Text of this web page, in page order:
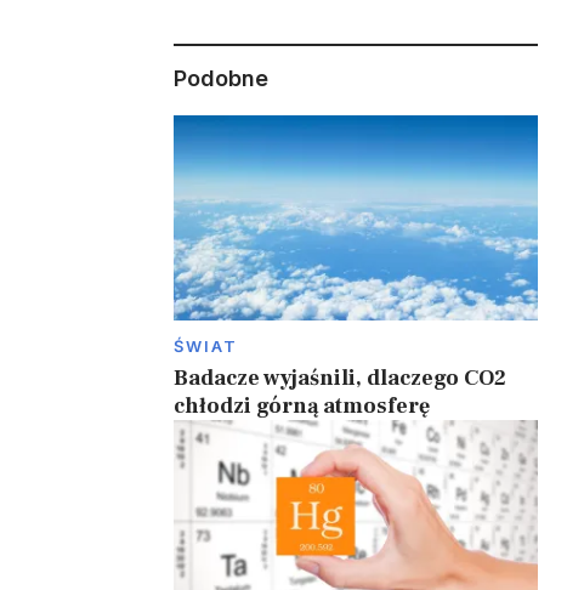
Podobne
ŚWIAT
Badacze wyjaśnili, dlaczego CO2
chłodzi górną atmosferę